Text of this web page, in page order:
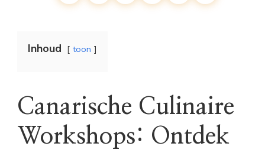
Inhoud toon
Canarische Culinaire
Workshops: Ontdek